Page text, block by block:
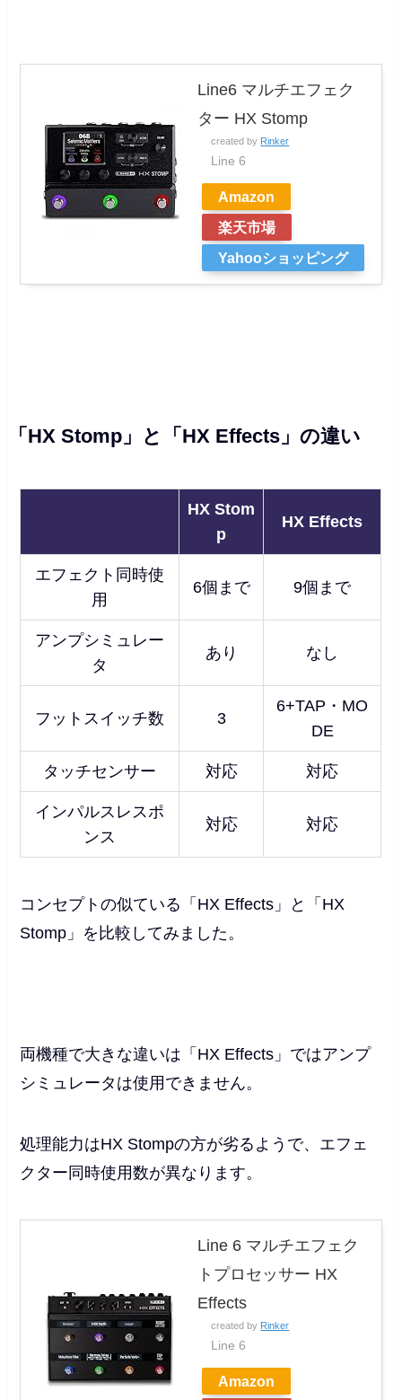
Line6 マルチエフェク
ター HX Stomp
created by Rinker
Line 6
Amazon
楽天市場
Yahooショッピング
「HX Stomp」と「HX Effects」の違い
HX Stom
p
HX Effects
エフェクト同時使
用
6個まで 9個まで
アンプシミュレー
タ
あり なし
フットスイッチ数 3
6+TAP・MO
DE
タッチセンサー 対応 対応
インパルスレスポ
ンス
対応 対応
コンセプトの似ている「HX Effects」と「HX
Stomp」を比較してみました。
両機種で大きな違いは「HX Effects」ではアンプ
シミュレータは使用できません。
処理能力はHX Stompの方が劣るようで、エフェ
クター同時使用数が異なります。
Line 6 マルチエフェク
トプロセッサー HX
Effects
created by Rinker
Line 6
Amazon